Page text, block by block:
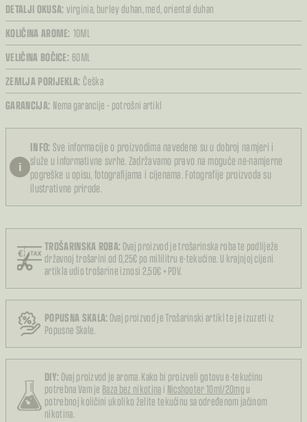
DETALJI OKUSA: virginia,burley duhan,med,oriental duhan
KOLIČINA AROME: 10ML
VELIČINA BOČICE: 60ML
ZEMLJA PORIJEKLA: Češka
GARANCIJA: Nema garancije – potrošni artikl
TROŠARINSKA ROBA: Ovaj proizvod je trošarinska roba te podliježe
državnoj trošarini od 0,25€ po mililitru e-tekućine. U krajnjoj cijeni
artikla udio trošarine iznosi 2,50€ + PDV.
POPUSNA SKALA: Ovaj proizvod je Trošarinski artikl te je izuzeti iz
Popusne Skale.
DIY: Ovaj proizvod je aroma. Kako bi proizveli gotovu e-tekućinu
potrebna Vam je Baza bez nikotinai Nicshooter 10ml/20mgu
potrebnoj količini ukoliko želite tekućinu sa određenom jačinom
nikotina.
i
INFO: Sve informacije o proizvodima navedene su u dobroj namjeri i
služe u informativne svrhe. Zadržavamo pravo na moguće ne-namjerne
pogreške u opisu, fotografijama i cijenama. Fotografije proizvoda su
ilustrativne prirode.